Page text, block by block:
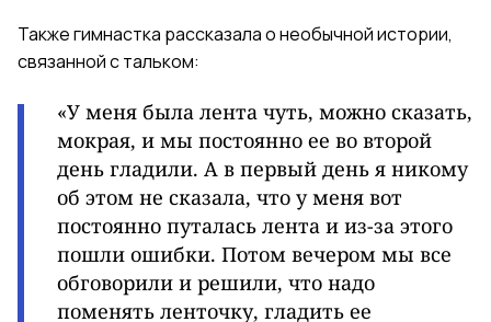
Также гимнастка рассказала о необычной истории,
связанной с тальком:
«У меня была лента чуть, можно сказать,
мокрая, и мы постоянно ее во второй
день гладили. А в первый день я никому
об этом не сказала, что у меня вот
постоянно путалась лента и из-за этого
пошли ошибки. Потом вечером мы все
обговорили и решили, что надо
поменять ленточку, гладить ее